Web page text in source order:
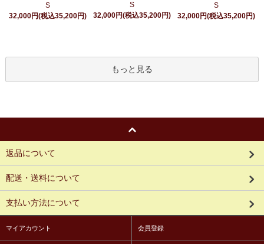
S
32,000円(税込35,200円)
S
32,000円(税込35,200円)
S
32,000円(税込35,200円)
もっと見る
返品について
配送・送料について
支払い方法について
マイアカウント 会員登録